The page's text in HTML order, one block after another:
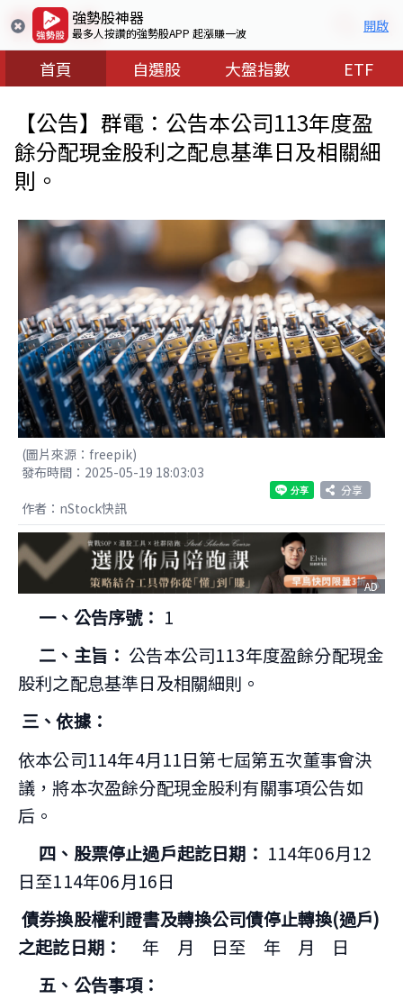
強勢股神器
最多人按讚的強勢股APP 起漲賺一波 開啟
首頁 自選股 大盤指數 ETF
【公告】群電：公告本公司113年度盈
餘分配現金股利之配息基準日及相關細
則。
(圖片來源：freepik)
發布時間：2025-05-19 18:03:03
分享
作者：nStock快訊
AD
一、公告序號： 1
二、主旨： 公告本公司113年度盈餘分配現金
股利之配息基準日及相關細則。
三、依據：
依本公司114年4月11日第七屆第五次董事會決
議，將本次盈餘分配現金股利有關事項公告如
后。
四、股票停止過戶起訖日期： 114年06月12
日至114年06月16日
債券換股權利證書及轉換公司債停止轉換(過戶)
之起訖日期：
年 月 日至 年 月 日
五、公告事項：